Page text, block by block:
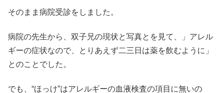
そのまま病院受診をしました。
病院の先生から、双子兄の現状と写真とを見て、」アレル
ギーの症状なので、とりあえず二三日は薬を飲むように」
とのことでした。
でも、“ほっけ”はアレルギーの血液検査の項目に無いの